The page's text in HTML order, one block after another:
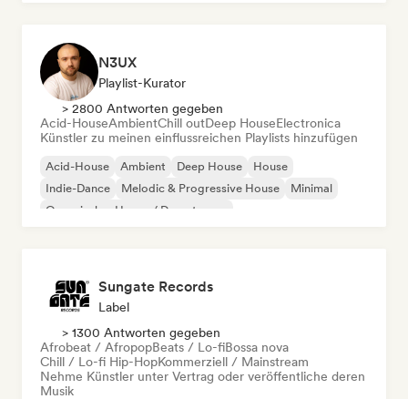
N3UX
Playlist-Kurator
> 2800 Antworten gegeben
Acid-HouseAmbientChill outDeep HouseElectronica
Künstler zu meinen einflussreichen Playlists hinzufügen
Acid-House Ambient Deep House
House
Indie-Dance
Melodic & Progressive House
Minimal
Organischer House / Downtempo
Sungate Records
Label
> 1300 Antworten gegeben
Afrobeat / AfropopBeats / Lo-fiBossa nova
Chill / Lo-fi Hip-HopKommerziell / Mainstream
Nehme Künstler unter Vertrag oder veröffentliche deren
Musik